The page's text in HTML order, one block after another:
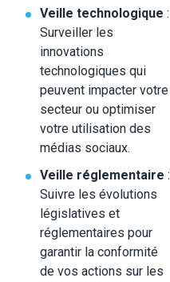
Veille technologique :
Surveiller les
innovations
technologiques qui
peuvent impacter votre
secteur ou optimiser
votre utilisation des
médias sociaux.
Veille réglementaire :
Suivre les évolutions
législatives et
réglementaires pour
garantir la conformité
de vos actions sur les